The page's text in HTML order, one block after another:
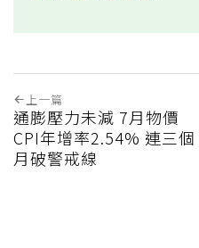
上一篇
通膨壓力未減 7月物價
CPI年增率2.54% 連三個
月破警戒線